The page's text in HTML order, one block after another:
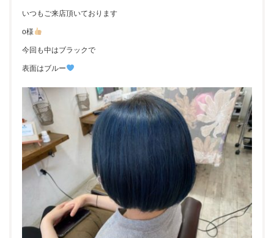
いつもご来店頂いております
o様
今回も中はブラックで
表面はブルー